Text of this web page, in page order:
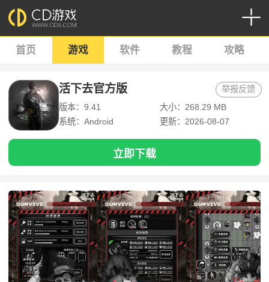
首页 游戏 软件 教程 攻略
活下去官方版
版本：9.41
大小：268.29 MB
系统：Android
更新：2026-08-07
举报反馈
立即下载